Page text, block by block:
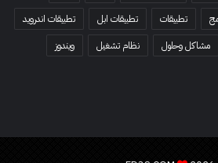
تطبيقات تطبيقات ابل
تطبيقات اندرويد
مشاكل وحلول نظام تشغيل ويندوز